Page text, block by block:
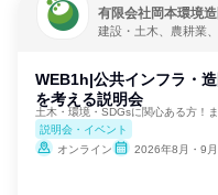
有限会社岡本環境造
建設・土木、農耕業
WEB1h|公共インフラ・
を考える説明会
土木・環境・SDGsに関心ある方！
説明会・イベント
オンライン
2026年8月・9